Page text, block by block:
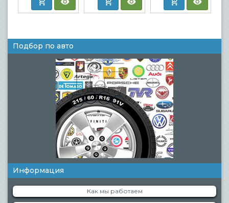
Подбор по авто
Информация
Как мы работаем